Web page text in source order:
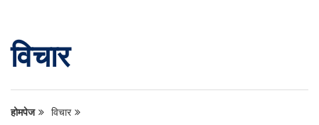
विचार
होमपेज विचार